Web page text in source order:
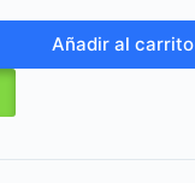
Añadir al carrito